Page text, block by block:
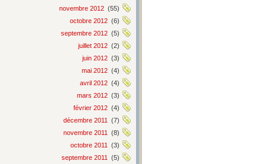
novembre 2012 (55)
octobre 2012 (6)
septembre 2012 (5)
juillet 2012 (2)
juin 2012 (3)
mai 2012 (4)
avril 2012 (4)
mars 2012 (3)
février 2012 (4)
décembre 2011
(7)
novembre 2011
(8)
octobre 2011
(3)
septembre 2011
(5)